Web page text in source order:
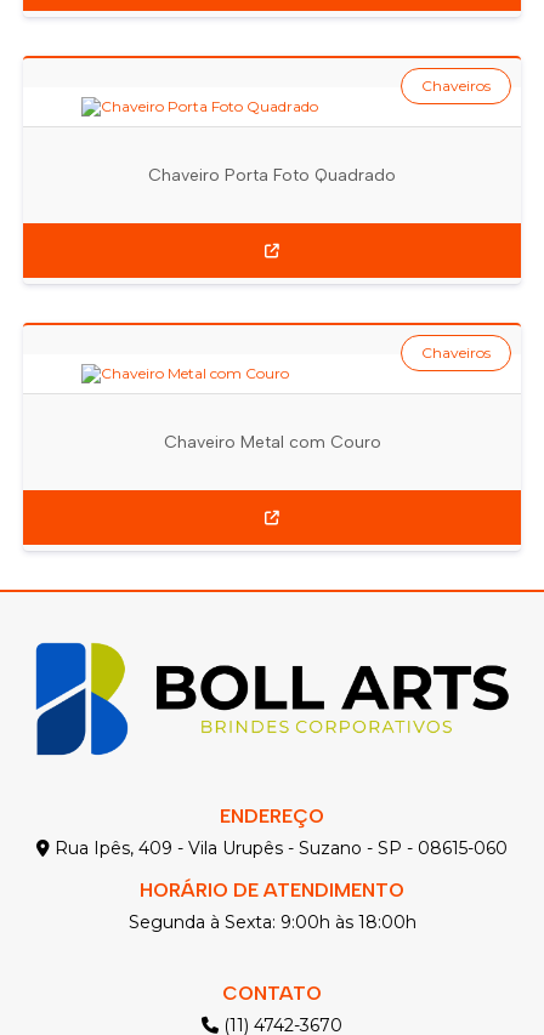
Chaveiro Porta Foto Quadrado
Chaveiros
Chaveiro Metal com Couro
Chaveiros
ENDEREÇO
Rua Ipês, 409 - Vila Urupês - Suzano - SP - 08615-060
HORÁRIO DE ATENDIMENTO
Segunda à Sexta: 9:00h às 18:00h
CONTATO
(11) 4742-3670